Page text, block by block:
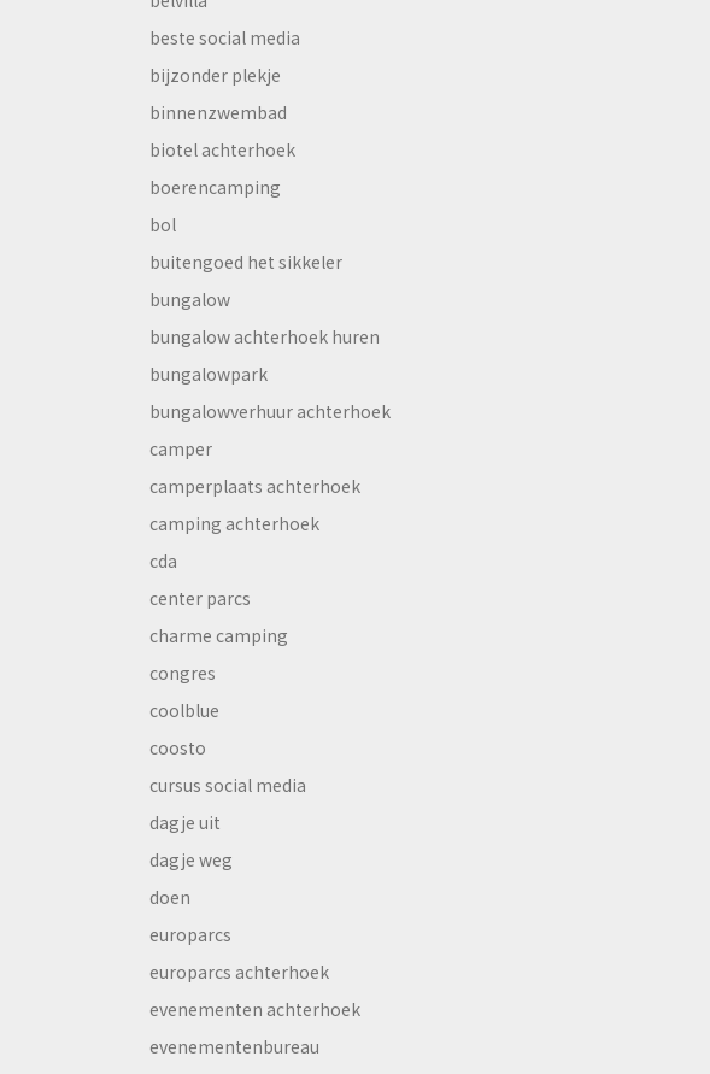
beste social media
bijzonder plekje
binnenzwembad
biotel achterhoek
boerencamping
bol
buitengoed het sikkeler
bungalow
bungalow achterhoek huren
bungalowpark
bungalowverhuur achterhoek
camper
camperplaats achterhoek
camping achterhoek
cda
center parcs
charme camping
congres
coolblue
coosto
cursus social media
dagje uit
dagje weg
doen
europarcs
europarcs achterhoek
evenementen achterhoek
evenementenbureau